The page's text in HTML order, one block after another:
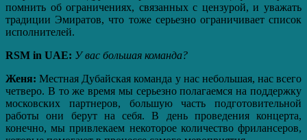
помнить об ограничениях, связанных с цензурой, и уважать
традиции Эмиратов, что тоже серьезно ограничивает список
исполнителей.
RSM in UAE: У вас большая команда?
Женя: Местная Дубайская команда у нас небольшая, нас всего
четверо. В то же время мы серьезно полагаемся на поддержку
московских партнеров, большую часть подготовительной
работы они берут на себя. В день проведения концерта,
конечно, мы привлекаем некоторое количество фрилансеров,